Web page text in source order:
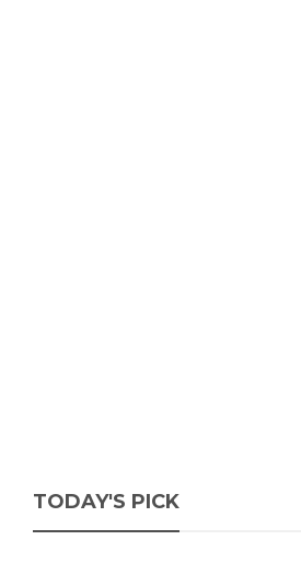
TODAY'S PICK